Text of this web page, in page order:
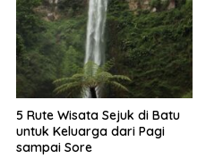
5 Rute Wisata Sejuk di Batu
untuk Keluarga dari Pagi
sampai Sore